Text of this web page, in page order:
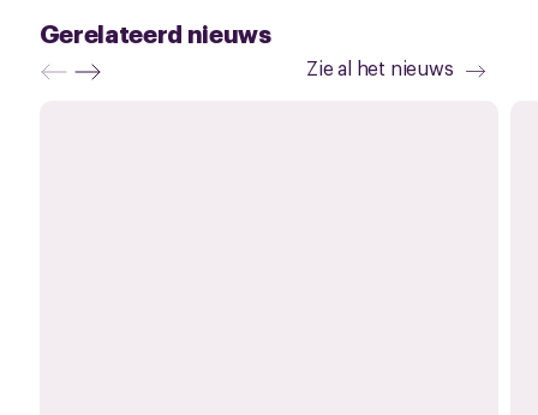
Gerelateerd nieuws
Zie al het nieuws